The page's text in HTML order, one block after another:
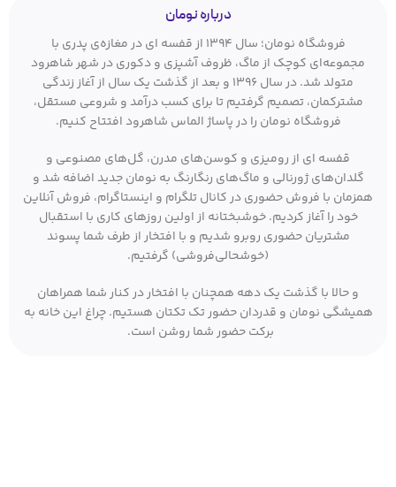
درباره نومان
فروشگاه نومان؛ سال ۱۳۹۴ از قفسه ای در مغازه‌ی پدری با
مجموعه‌ای کوچک از ماگ، ظروف آشپزی و دکوری در شهر شاهرود
متولد شد. در سال ۱۳۹۶ و بعد از گذشت یک سال از آغاز زندگی
مشترکمان، تصمیم گرفتیم تا برای کسب درآمد و شروعی مستقل،
فروشگاه نومان را در پاساژ الماس شاهرود افتتاح کنیم.
قفسه ای از رومیزی و کوسن‌های مدرن، گل‌های مصنوعی و
گلدان‌های ژورنالی و ماگ‌های رنگارنگ به نومان جدید اضافه شد و
همزمان با فروش حضوری در کانال تلگرام و اینستاگرام، فروش آنلاین
خود را آغاز کردیم. خوشبختانه از اولین روزهای کاری با استقبال
مشتریان حضوری روبرو شدیم و با افتخار از طرف شما پسوند
(خوشحالی‌فروشی) گرفتیم.
و حالا با گذشت یک دهه همچنان با افتخار در کنار شما همراهان
همیشگی نومان و قدردان حضور تک تکتان هستیم. چراغ این خانه به
برکت حضور شما روشن است.